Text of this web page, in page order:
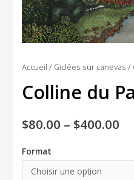
Accueil / Giclées sur canevas /
Colline du
$80.00 – $400.00
Format